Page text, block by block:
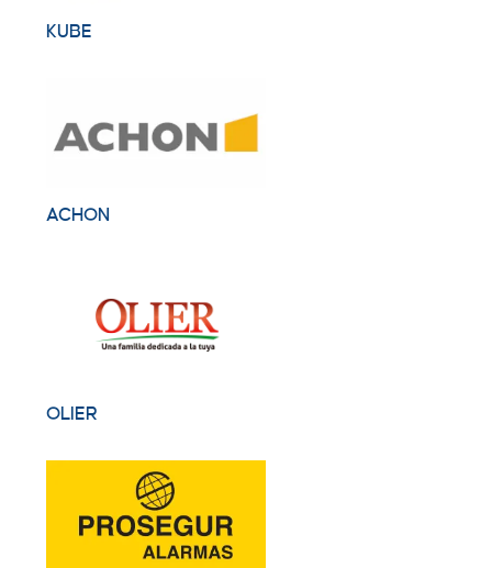
KUBE
ACHON
OLIER